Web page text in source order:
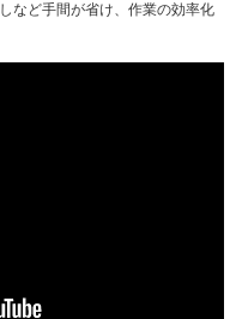
など手間が省け、作業の効率化